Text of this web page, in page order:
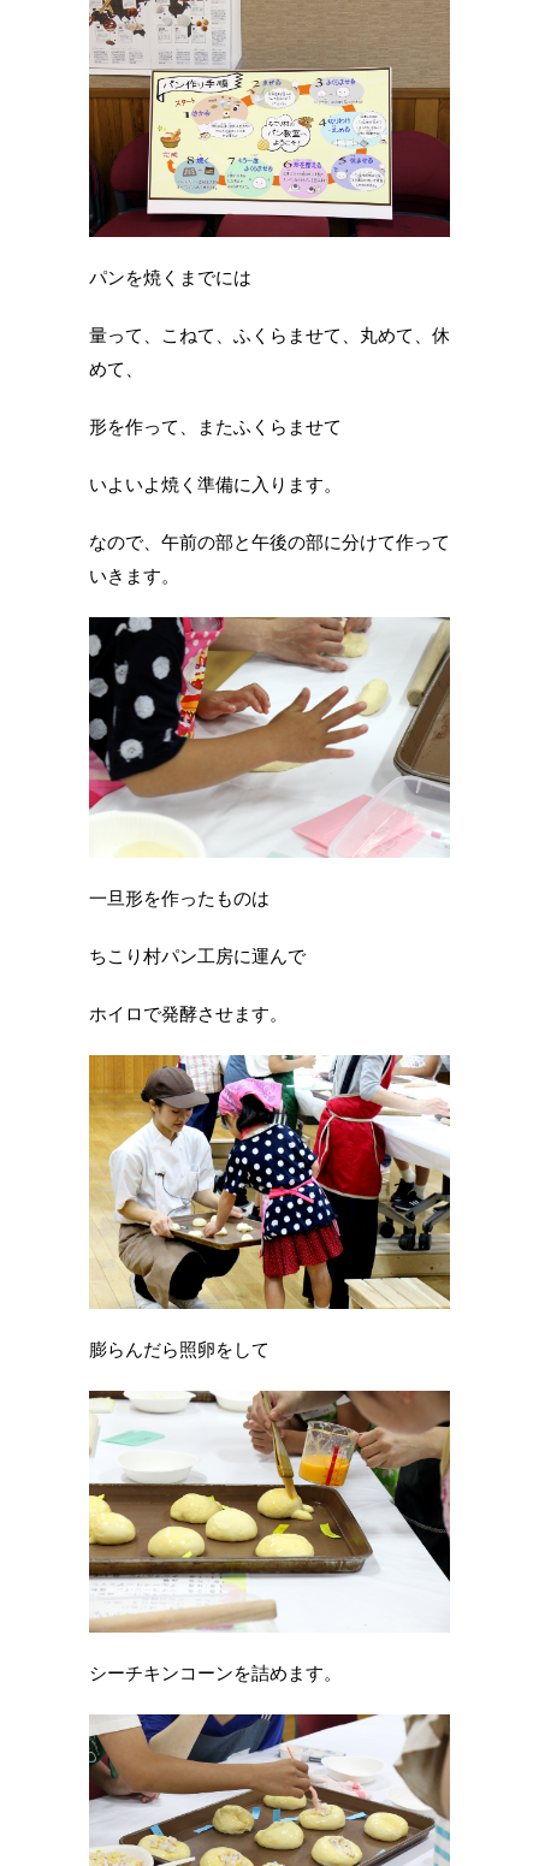
パンを焼くまでには
量って、こねて、ふくらませて、丸めて、休
めて、
形を作って、またふくらませて
いよいよ焼く準備に入ります。
なので、午前の部と午後の部に分けて作って
いきます。
一旦形を作ったものは
ちこり村パン工房に運んで
ホイロで発酵させます。
膨らんだら照卵をして
シーチキンコーンを詰めます。